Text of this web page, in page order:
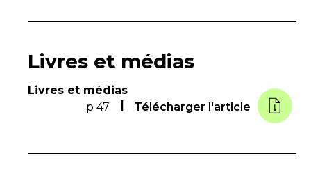
Livres et médias
Livres et médias
p 47
Télécharger l'article